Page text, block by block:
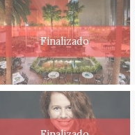
Finalizado